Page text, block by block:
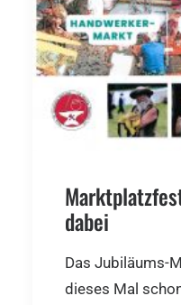
dabei
Das Jubiläums-
dieses Mal